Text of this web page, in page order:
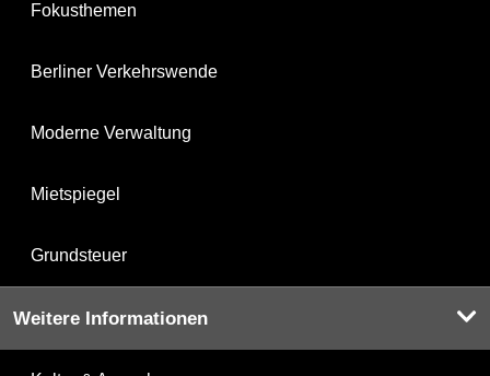
Fokusthemen
Berliner Verkehrswende
Moderne Verwaltung
Mietspiegel
Grundsteuer
Weitere Informationen